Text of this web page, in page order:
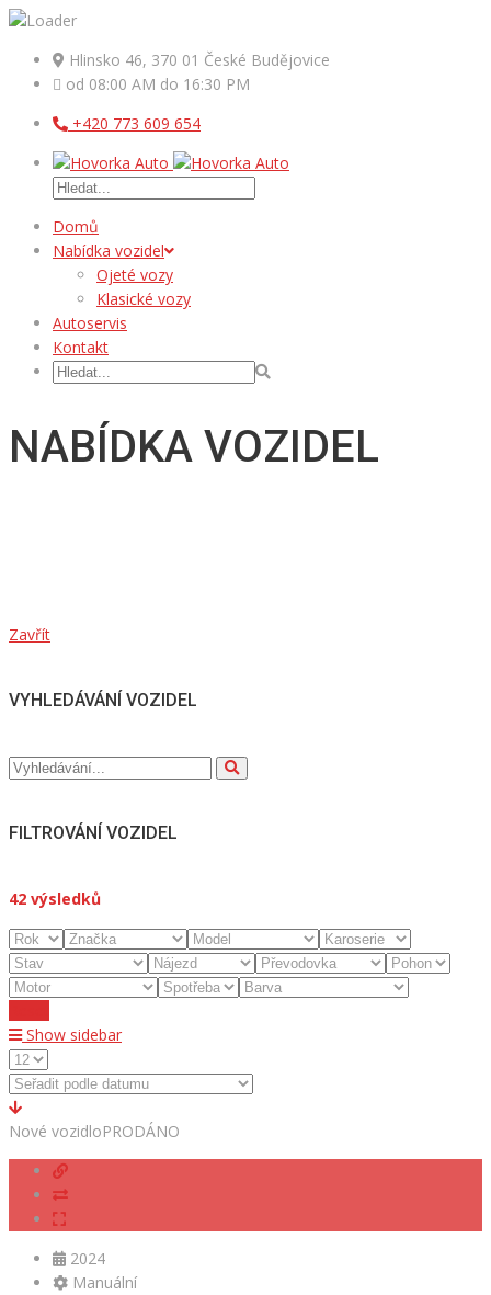
Hlinsko 46, 370 01 České Budějovice
od 08:00 AM do 16:30 PM
+420 773 609 654
Domů
Nabídka vozidel
Ojeté vozy
Klasické vozy
Autoservis
Kontakt
NABÍDKA VOZIDEL
Zavřít
VYHLEDÁVÁNÍ VOZIDEL
FILTROVÁNÍ VOZIDEL
42 výsledků
Show sidebar
Nové vozidloPRODÁNO
2024
Manuální